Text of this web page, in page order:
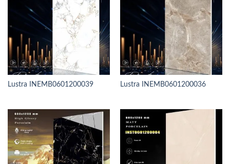
Lustra INEMB0601200039 Lustra INEMB0601200036